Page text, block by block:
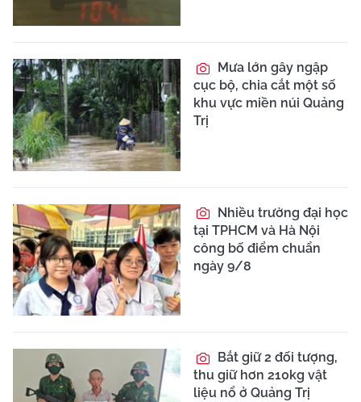
Mưa lớn gây ngập
cục bộ, chia cắt một số
khu vực miền núi Quảng
Trị
Nhiều trường đại học
tại TPHCM và Hà Nội
công bố điểm chuẩn
ngày 9/8
Bắt giữ 2 đối tượng,
thu giữ hơn 210kg vật
liệu nổ ở Quảng Trị